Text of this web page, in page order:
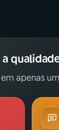
apenas